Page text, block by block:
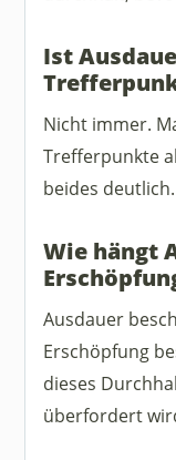
Ist
Nicht immer.
Trefferpunkte
beides deutlich.
Wie hängt
Ausdauer
Erschöpfung
dieses
überfordert